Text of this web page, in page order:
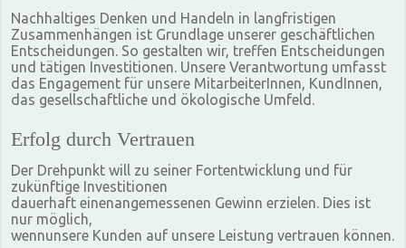
Nachhaltiges Denken und Handeln in langfristigen
Zusammenhängen ist Grundlage unserer geschäftlichen
Entscheidungen. So gestalten wir, treffen Entscheidungen
und tätigen Investitionen. Unsere Verantwortung umfasst
das Engagement für unsere MitarbeiterInnen, KundInnen,
das gesellschaftliche und ökologische Umfeld.
Erfolg durch Vertrauen
Der Drehpunkt will zu seiner Fortentwicklung und für
zukünftige Investitionen
dauerhaft einenangemessenen Gewinn erzielen. Dies ist
nur möglich,
wennunsere Kunden auf unsere Leistung vertrauen können.